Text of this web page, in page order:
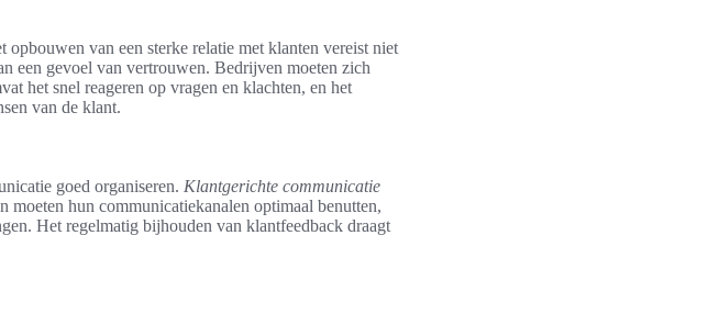
van een sterke relatie met klanten vereist niet
een gevoel van vertrouwen. Bedrijven moeten zich
het snel reageren op vragen en klachten, en het
van de klant.
goed organiseren. Klantgerichte communicatie
moeten hun communicatiekanalen optimaal benutten,
Het regelmatig bijhouden van klantfeedback draagt